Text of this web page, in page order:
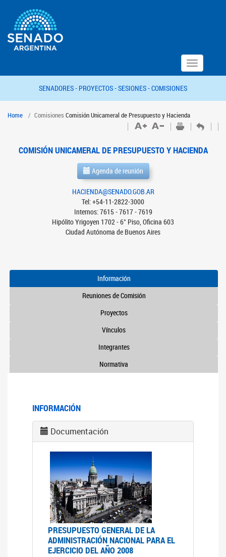
Toggle
navigation
SENADORES - PROYECTOS -SESIONES -COMISIONES
Home Comisiones Comisión Unicameral de Presupuesto y Hacienda
COMISIÓN UNICAMERAL DE PRESUPUESTO Y HACIENDA
Agenda de reunión
HACIENDA@SENADO.GOB.AR
Tel: +54-11-2822-3000
Internos: 7615 - 7617 - 7619
Hipólito Yrigoyen 1702 - 6° Piso, Oficina 603
Ciudad Autónoma de Buenos Aires
Información
Reuniones de Comisión
Proyectos
Vínculos
Integrantes
Normativa
INFORMACIÓN
Documentación
PRESUPUESTO GENERAL DE LA
ADMINISTRACIÓN NACIONAL PARA EL
EJERCICIO DEL AÑO 2008